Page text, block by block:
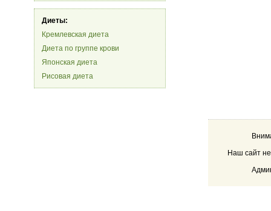
Диеты:
Кремлевская диета
Диета по группе крови
Японская диета
Рисовая диета
Наш сайт